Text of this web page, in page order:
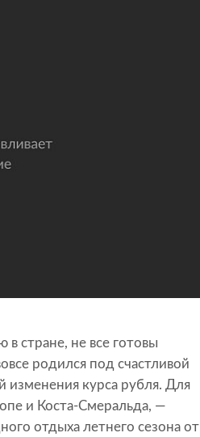
стране, не все готовы
родился под счастливой
изменения курса рубля. Для
и Коста-Смеральда, —
отдыха летнего сезона от